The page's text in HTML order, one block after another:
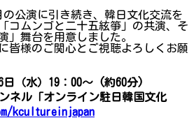
公演に引き続き、韓日文化交流を
コムンゴと二十五絃箏」の共演、そ
」舞台を用意しました。
皆様のご関心とご視聴よろしくお願
日（水）19 ：00～ (約60分)
ネル「オンライン駐日韓国文化
kcultureinjapan